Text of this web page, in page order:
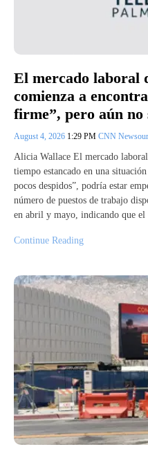
El mercado laboral
comienza a
firme”, pero aún no
August 4, 2026 1:29 PM CNN
Alicia Wallace El mercado
tiempo estancado en una
pocos despidos”, podría estar
número de puestos de trabajo
en abril y mayo, indicando que el
Continue Reading